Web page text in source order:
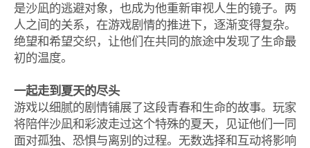
是沙凪的逃避对象，也成为他重新审视人生的镜子。两
人之间的关系，在游戏剧情的推进下，逐渐变得复杂。
绝望和希望交织，让他们在共同的旅途中发现了生命最
初的温度。
一起走到夏天的尽头
游戏以细腻的剧情铺展了这段青春和生命的故事。玩家
将陪伴沙凪和彩波走过这个特殊的夏天，见证他们一同
面对孤独、恐惧与离别的过程。无数选择和互动将影响